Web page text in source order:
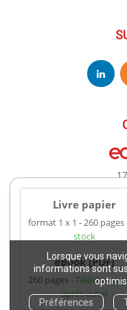
Lorsque vous
informations sont
Préférences
Livre papier
format 1 x 1 260 pages
stock
eBook [PDF]
260 pages
après achat
91944
Email :
Ouvert du Lundi